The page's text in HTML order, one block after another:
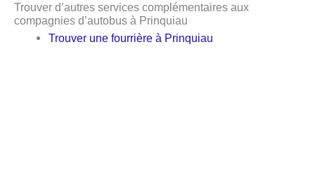
Trouver d’autres services complémentaires aux
compagnies d’autobus à Prinquiau
Trouver une fourrière à Prinquiau